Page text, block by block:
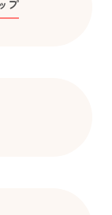
プ